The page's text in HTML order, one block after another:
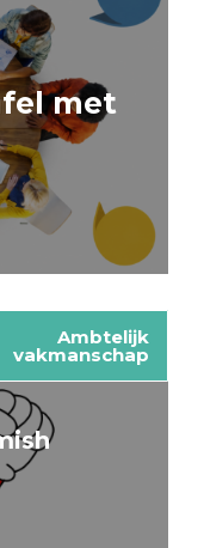
met
Ambtelijk
vakmanschap